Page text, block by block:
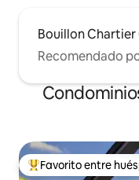
Bouillon Chartier
Recomendado
Favorito entre
Favorito entre